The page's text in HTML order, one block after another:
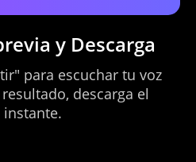
y Descarga
para escuchar tu voz
descarga el